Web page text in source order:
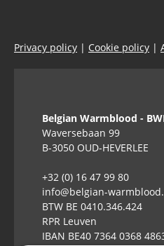
Privacy policy | Cookie policy |
Belgian Warmblood -
Waversebaan 99
B-3050 OUD-HEVERLEE
+32 (0) 16 47 99 80
info@belgian-
BTW BE 0410.346.424
RPR Leuven
IBAN BE40 7364 0368